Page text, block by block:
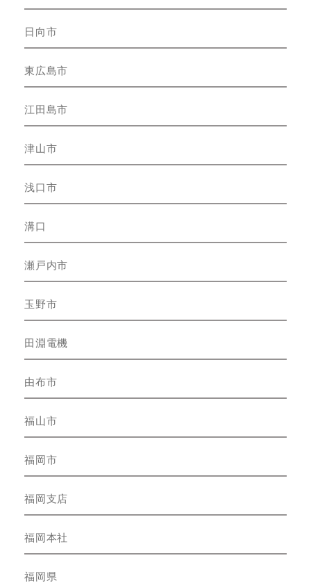
日向市
東広島市
江田島市
津山市
浅口市
溝口
瀬戸内市
玉野市
田淵電機
由布市
福山市
福岡市
福岡支店
福岡本社
福岡県